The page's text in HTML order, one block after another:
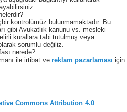
kontrolümüz bulunmamaktadır. Bu
gibi Avukatlık kanunu vs. mesleki
kurallara tabi tutulmuş veya
sorumlu değiliz.
nerede?
ile irtibat ve reklam pazarlaması için
Commons Attribution 4.0